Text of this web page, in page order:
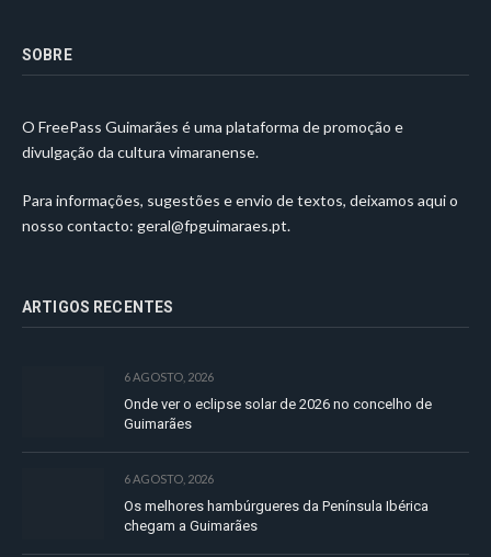
SOBRE
O FreePass Guimarães é uma plataforma de promoção e
divulgação da cultura vimaranense.
Para informações, sugestões e envio de textos, deixamos aqui o
nosso contacto: geral@fpguimaraes.pt.
ARTIGOS RECENTES
6 AGOSTO, 2026
Onde ver o eclipse solar de 2026 no concelho de
Guimarães
6 AGOSTO, 2026
Os melhores hambúrgueres da Península Ibérica
chegam a Guimarães